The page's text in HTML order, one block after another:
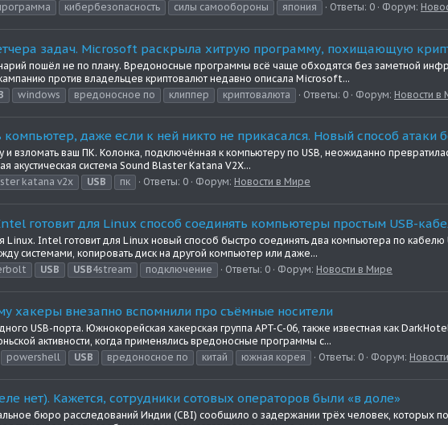
кибербезопасность силы самообороны япония Ответы: 0 Форум:
задач. Microsoft раскрыла хитрую программу, похищающую
пошёл не по плану. Вредоносные программы всё чаще обходятся без заметной
против владельцев криптовалют недавно описала Microsoft...
windows вредоносное по клиппер криптовалюта Ответы: 0 Форум: Новости в
даже если к ней никто не прикасался. Новый способ атаки
и взломать ваш ПК. Колонка, подключённая к компьютеру по USB, неожиданно
акустическая система Sound Blaster Katana V2X...
katana v2x USB пк Ответы: 0 Форум: Новости в Мире
готовит для Linux способ соединять компьютеры простым USB-
Linux. Intel готовит для Linux новый способ быстро соединять два компьютера по кабелю
системами, копировать диск на другой компьютер или даже...
USB USB4stream подключение Ответы: 0 Форум: Новости в Мире
хакеры внезапно вспомнили про съёмные носители
USB-порта. Южнокорейская хакерская группа APT-C-06, также известная как
активности, когда применялись вредоносные программы с...
powershell USB вредоносное по китай южная корея Ответы: 0 Форум:
нет). Кажется, сотрудники сотовых операторов были «в доле»
бюро расследований Индии (CBI) сообщило о задержании трёх человек, которых